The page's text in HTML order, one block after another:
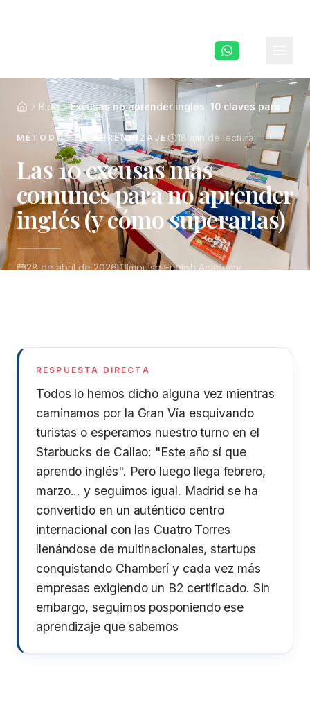
Blog Excusas no aprender inglés: 10 claves para
MÉTODOS DE APRENDIZAJE 18 min de lectura
Las 10 excusas más
comunes para no aprender
inglés (y cómo superarlas)
28 de abril de 2026 Impulse English Academy
RESPUESTA DIRECTA
Todos lo hemos dicho alguna vez mientras
caminamos por la Gran Vía esquivando
turistas o esperamos nuestro turno en el
Starbucks de Callao: "Este año sí que
aprendo inglés". Pero luego llega febrero,
marzo... y seguimos igual. Madrid se ha
convertido en un auténtico centro
internacional con las Cuatro Torres
llenándose de multinacionales, startups
conquistando Chamberí y cada vez más
empresas exigiendo un B2 certificado. Sin
embargo, seguimos posponiendo ese
aprendizaje que sabemos